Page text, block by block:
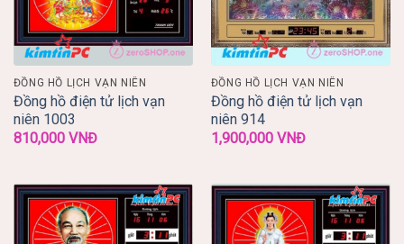
ĐỒNG HỒ LỊCH VẠN NIÊN
Đồng hồ điện tử lịch vạn
niên 1003
810,000 VNĐ
ĐỒNG HỒ LỊCH VẠN NIÊN
Đồng hồ điện tử lịch vạn
niên 914
1,900,000 VNĐ